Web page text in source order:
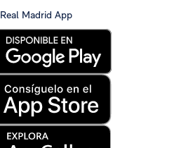
Real Madrid App